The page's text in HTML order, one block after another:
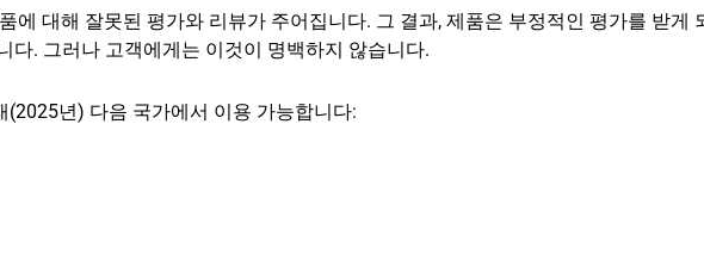
에 대해 잘못된 평가와 리뷰가 주어집니다. 그 결과, 제품은 부정적인 평가를 받게
다. 그러나 고객에게는 이것이 명백하지 않습니다.
년) 다음 국가에서 이용 가능합니다: